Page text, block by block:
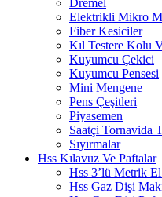
Dremel
Elektrikli Mikro
Fiber Kesiciler
Kıl Testere Kolu
Kuyumcu Çekici
Kuyumcu Pensesi
Mini Mengene
Pens Çeşitleri
Piyasemen
Saatçi Tornavida
Sıyırmalar
Hss Kılavuz Ve Paftalar
Hss 3’lü Metrik
Hss Gaz Dişi